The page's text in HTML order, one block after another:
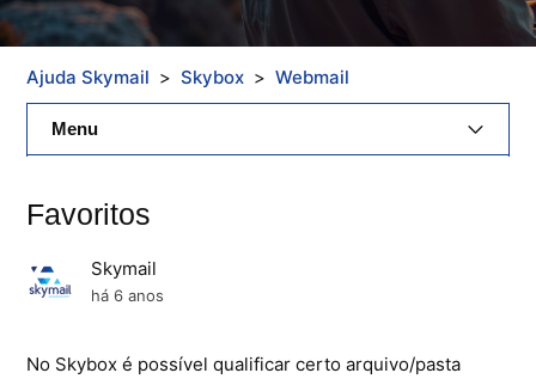
Ajuda Skymail Skybox Webmail
Menu
Hospedagem De Sites
Painel De Controle
Favoritos
Skymail
há 6 anos
No Skybox é possível qualificar certo arquivo/pasta